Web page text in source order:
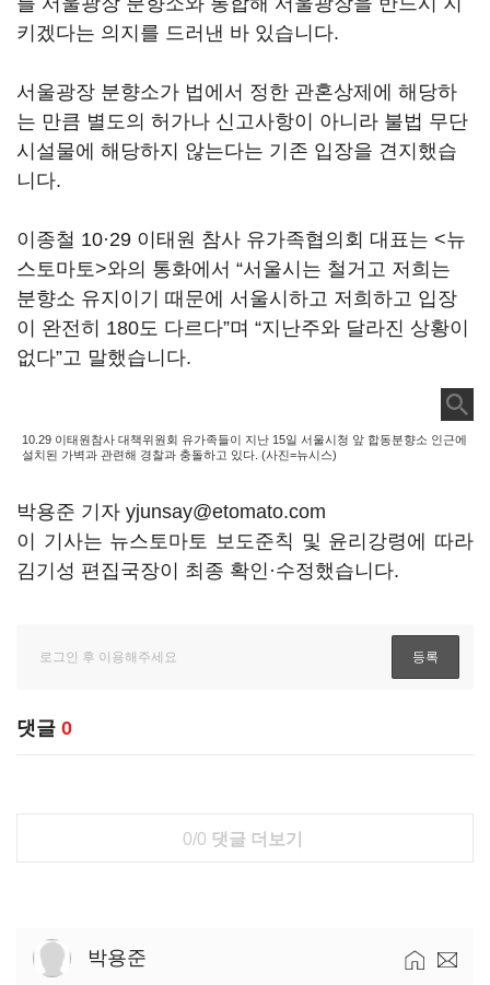
키겠다는 의지를 드러낸 바 있습니다.
서울광장 분향소가 법에서 정한 관혼상제에 해당하
는 만큼 별도의 허가나 신고사항이 아니라 불법 무단
시설물에 해당하지 않는다는 기존 입장을 견지했습
니다.
이종철 10·29 이태원 참사 유가족협의회 대표는 <뉴
스토마토>와의 통화에서 “서울시는 철거고 저희는
분향소 유지이기 때문에 서울시하고 저희하고 입장
이 완전히 180도 다르다”며 “지난주와 달라진 상황이
없다”고 말했습니다.
10.29 이태원참사 대책위원회 유가족들이 지난 15일 서울시청 앞 합동분향소 인근에
설치된 가벽과 관련해 경찰과 충돌하고 있다. (사진=뉴시스)
박용준 기자 yjunsay@etomato.com
이 기사는 뉴스토마토 보도준칙 및 윤리강령에 따라
김기성 편집국장이 최종 확인·수정했습니다.
댓글 0
0/0 댓글 더보기
박용준